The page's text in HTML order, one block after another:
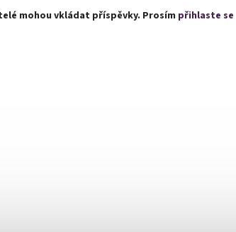
mohou vkládat příspěvky. Prosím přihlaste se